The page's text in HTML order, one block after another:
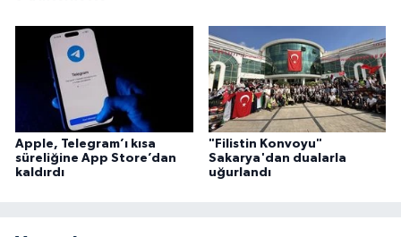
Apple, Telegram’ı kısa
süreliğine App Store’dan
kaldırdı
"Filistin Konvoyu"
Sakarya'dan dualarla
uğurlandı
Rize Müftülüğü
Sakarya Müftülüğü
Samsun Müftülüğü
Siirt Müftülüğü